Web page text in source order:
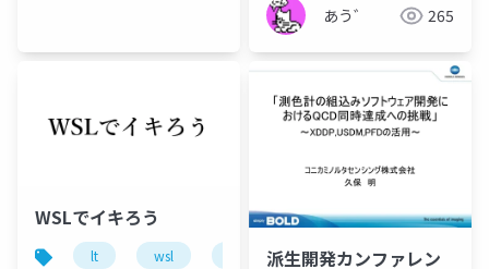
あう゛ 265
WSLでイキろう
lt wsl windows派生開発カンファレン